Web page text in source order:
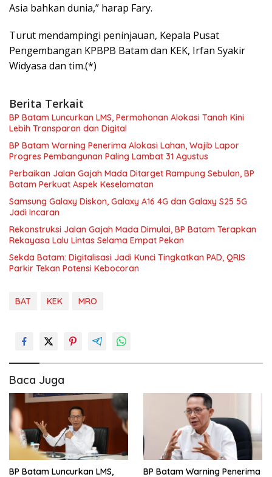
Asia bahkan dunia,” harap Fary.
Turut mendampingi peninjauan, Kepala Pusat
Pengembangan KPBPB Batam dan KEK, Irfan Syakir
Widyasa dan tim.(*)
Berita Terkait
BP Batam Luncurkan LMS, Permohonan Alokasi Tanah Kini
Lebih Transparan dan Digital
BP Batam Warning Penerima Alokasi Lahan, Wajib Lapor
Progres Pembangunan Paling Lambat 31 Agustus
Perbaikan Jalan Gajah Mada Ditarget Rampung Sebulan, BP
Batam Perkuat Aspek Keselamatan
Samsung Galaxy Diskon, Galaxy A16 4G dan Galaxy S25 5G
Jadi Incaran
Rekonstruksi Jalan Gajah Mada Dimulai, BP Batam Terapkan
Rekayasa Lalu Lintas Selama Empat Pekan
Sekda Batam: Digitalisasi Jadi Kunci Tingkatkan PAD, QRIS
Parkir Tekan Potensi Kebocoran
BAT KEK MRO
Baca Juga
BP Batam Luncurkan LMS,
BP Batam Warning Penerima